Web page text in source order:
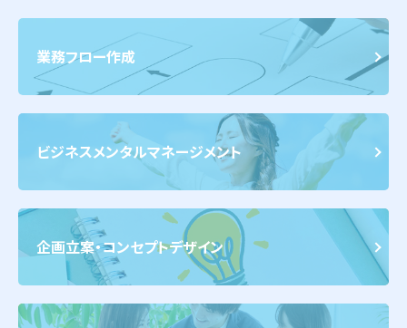
業務フロー作成
ビジネスメンタルマネージメント
企画立案・コンセプトデザイン